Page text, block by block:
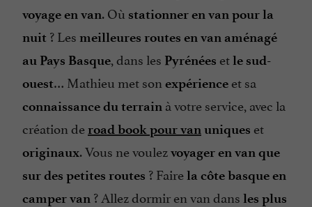
voyage en van. Où stationner en vanpour la
nuit ? Les meilleures routes en van aménagé
au Pays Basque, dans les Pyrénées etle sud-
ouest… Mathieu met son expérience et sa
connaissance du terrain à votre service, avec la
création de road book pour vanuniques et
originaux. Vous ne voulezvoyager en van que
sur des petites routes ? Fairela côte basque en
camper van ? Allez dormir en van dans les plus